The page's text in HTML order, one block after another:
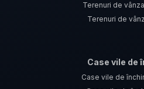
Terenuri de
Terenuri de
Case vile de
Case vile de